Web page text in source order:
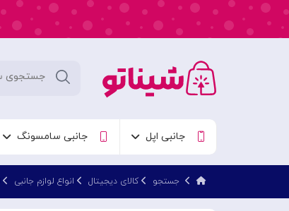
جانبی اپل جانبی سامسونگ
جستجو کالای دیجیتال انواع لوازم جانبی